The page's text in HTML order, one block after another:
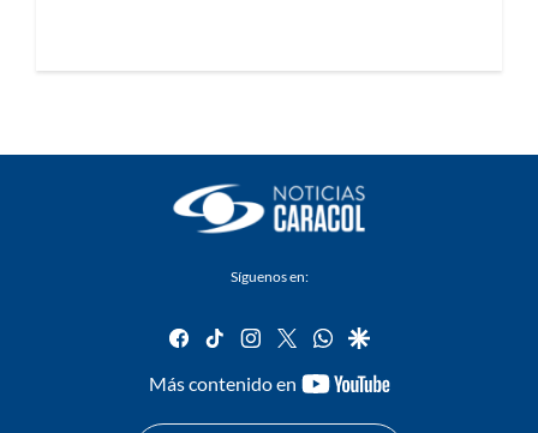
Síguenos en:
facebook
tiktok instagram
twitterwhatsapp
google
Más contenido en
youtube-